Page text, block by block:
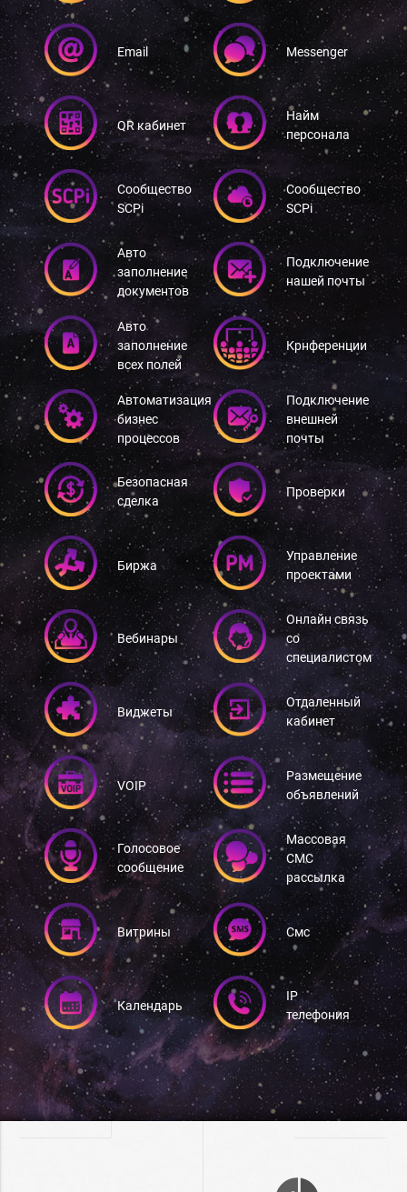
Email
QR кабинет
Сообщество
SCPi
Авто
заполнение
документов
Авто
заполнение
всех полей
Автоматизация
бизнес
процессов
Messenger
Найм
персонала
Сообщество
SCPi
Подключение
нашей почты
Крнференции
Подключение
внешней
почты
Безопасная
сделка
Биржа
Вебинары
Виджеты
VOIP
Голосовое
сообщение
Витрины
Календарь
Проверки
Управление
проектами
Онлайн связь
со
специалистом
Отдаленный
кабинет
Размещение
объявлений
Массовая
СМС
рассылка
Смс
IP
телефония